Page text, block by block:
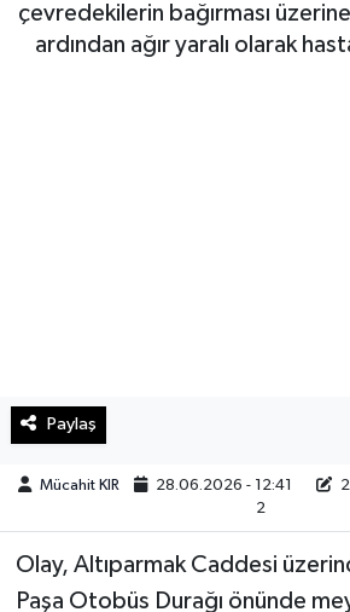
çevredekilerin bağırması
ardından ağır yaralı olarak
Paylaş
Mücahit KIR 28.06.2026 - 12:41
2
Olay, Altıparmak Caddesi
Paşa Otobüs Durağı önünde
Kültür Sanat
SürManşet
Yaşam